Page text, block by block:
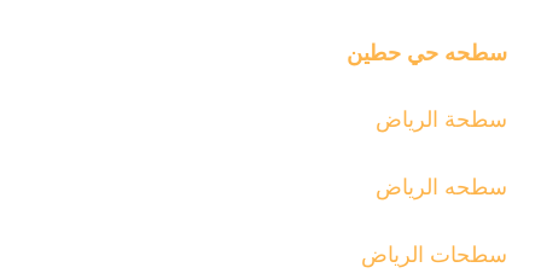
سطحه حي حطين
سطحة الرياض
سطحه الرياض
سطحات الرياض